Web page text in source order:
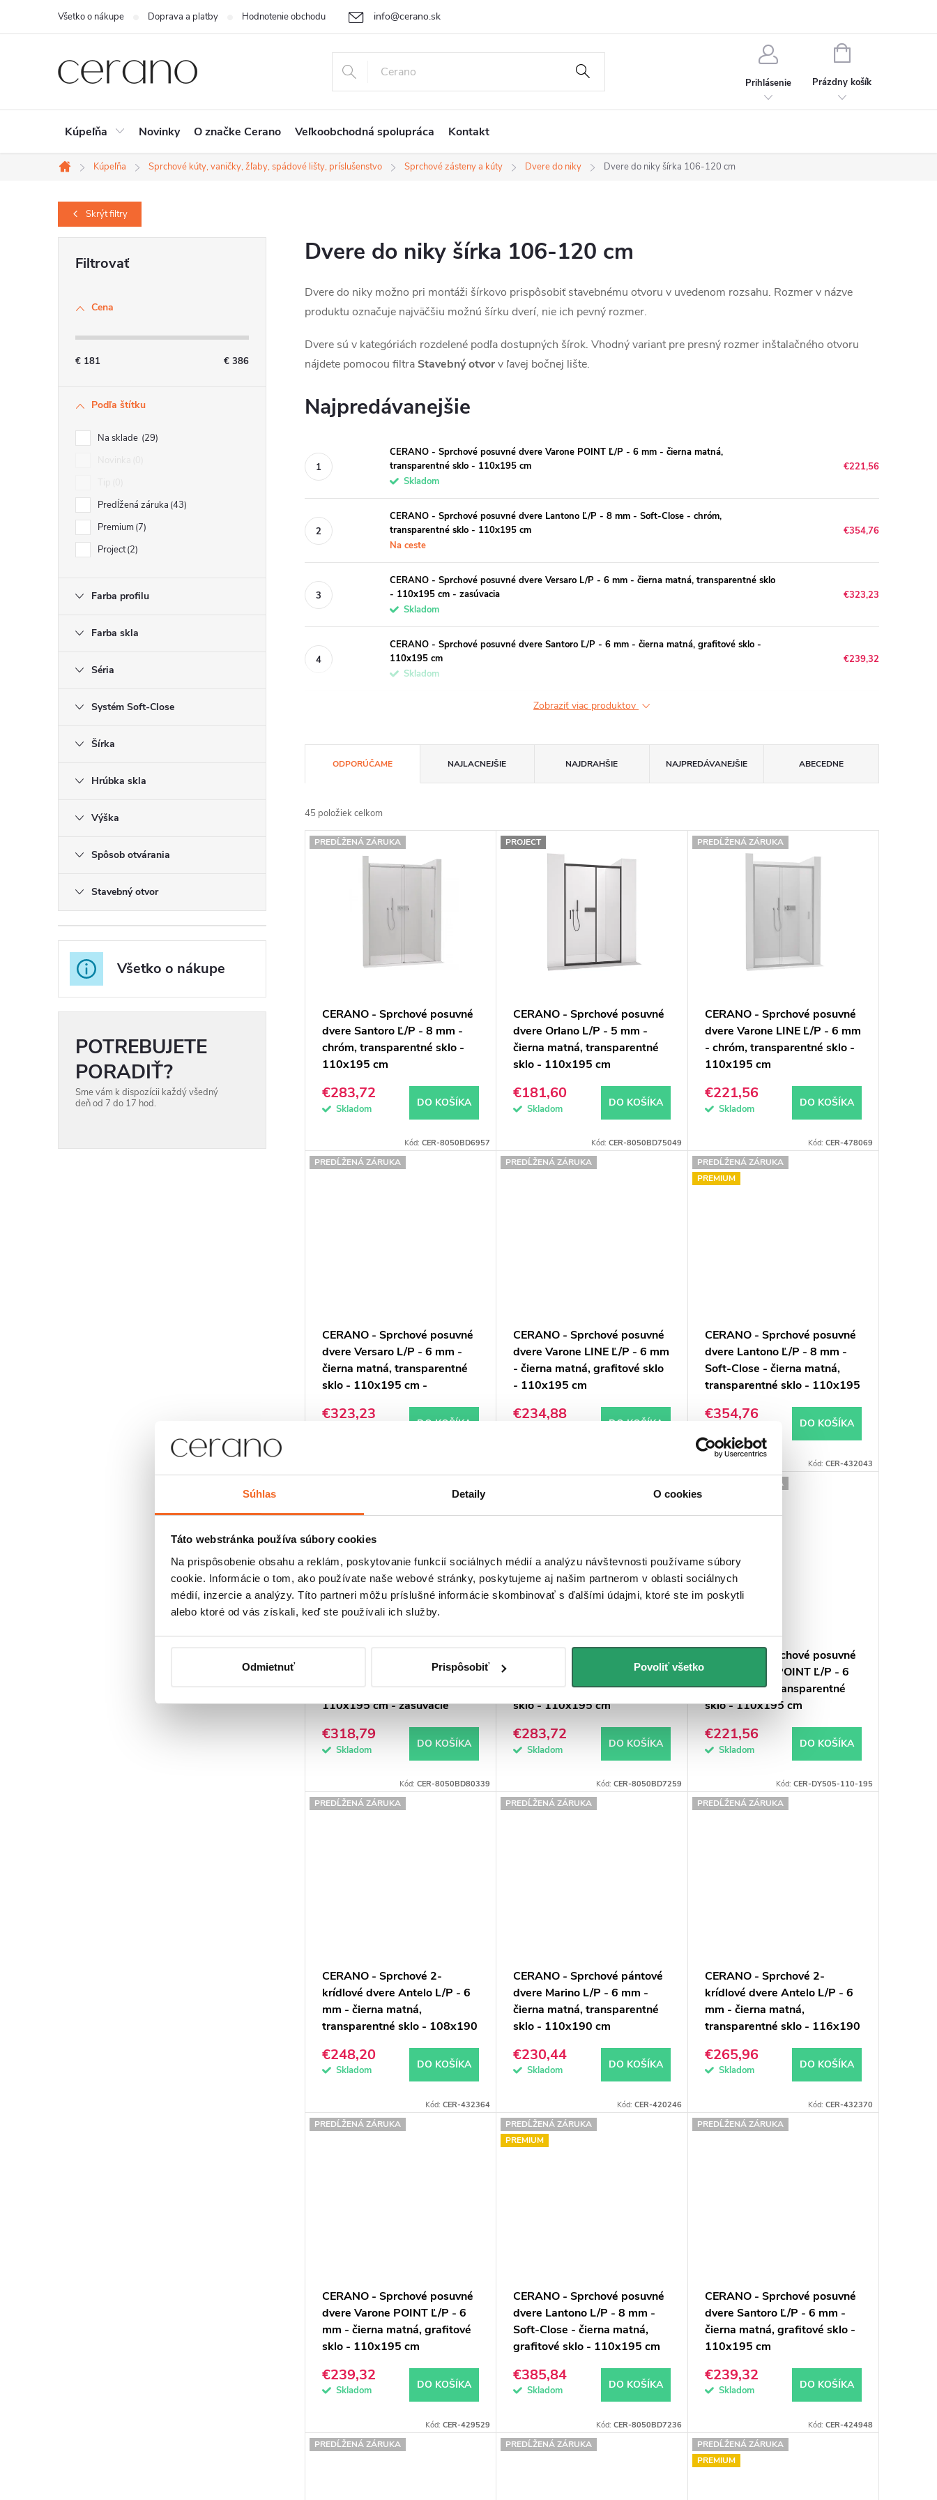
Súhlas Detaily O cookies
Táto webstránka používa súbory cookies
Na prispôsobenie obsahu a reklám, poskytovanie funkcií sociálnych médií a analýzu návštevnosti používame súbory
cookie. Informácie o tom, ako používate naše webové stránky, poskytujeme aj našim partnerom v oblasti sociálnych
médií, inzercie a analýzy. Títo partneri môžu príslušné informácie skombinovať s ďalšími údajmi, ktoré ste im poskytli
alebo ktoré od vás získali, keď ste používali ich služby.
Odmietnuť Prispôsobiť Povoliť všetko
+421 232 195 445
info@cerano.sk
Všetko o nákupe Doprava a platby Hodnotenie obchodu Cenová ponuka na mieru
Prihlásenie
NÁKUPNÝ
Prázdny košík
Kúpeľňa Novinky O značke Cerano Veľkoobchodná spolupráca Kontakt
Domov
Kúpeľňa Sprchové kúty, vaničky, žľaby, spádové lišty, príslušenstvo Sprchové zásteny a kúty Dvere do niky Dvere do niky šírka 106-120 cm
Skrýtfiltry
Cena
€ 181 € 386
Podľa štítku
Na sklade 29
Predĺžená záruka 43
Premium 7
Project 2
Farba profilu
Farba skla
Séria
Systém Soft-Close
Šírka
Hrúbka skla
Výška
Spôsob otvárania
Stavebný otvor
Všetko o nákupe
POTREBUJETE
PORADIŤ?
Sme vám k dispozícii každý všedný
deň od 7 do 17 hod.
Dvere do niky šírka 106-120 cm
Dvere do niky možno pri montáži šírkovo prispôsobiť stavebnému otvoru v uvedenom rozsahu. Rozmer v názve
produktu označuje najväčšiu možnú šírku dverí, nie ich pevný rozmer.
Dvere sú v kategóriách rozdelené podľa dostupných šírok. Vhodný variant pre presný rozmer inštalačného otvoru
nájdete pomocou filtra Stavebný otvorv ľavej bočnej lište.
Najpredávanejšie
CERANO - Sprchové posuvné dvere Varone POINT Ľ/P - 6 mm - čierna matná,
transparentné sklo - 110x195 cm
Skladom
€221,56
CERANO - Sprchové posuvné dvere Lantono Ľ/P - 8 mm - Soft-Close - chróm,
transparentné sklo - 110x195 cm
Na ceste
€354,76
CERANO - Sprchové posuvné dvere Versaro L/P - 6 mm - čierna matná, transparentné sklo
- 110x195 cm - zasúvacia
Skladom
€323,23
CERANO - Sprchové posuvné dvere Santoro Ľ/P - 6 mm - čierna matná, grafitové sklo -
110x195 cm
Skladom
€239,32
Zobraziť viac produktov
a
d
e
v
ODPORÚČAME NAJLACNEJŠIE NAJDRAHŠIE NAJPREDÁVANEJŠIE ABECEDNE
45 položiek celkom
V
o
PREDĹŽENÁ ZÁRUKA
CERANO - Sprchové posuvné
dvere Santoro Ľ/P - 8 mm -
chróm, transparentné sklo -
110x195 cm
€283,72
Skladom DO KOŠÍKA
Kód:CER-8050BD6957
PROJECT
CERANO - Sprchové posuvné
dvere Orlano L/P - 5 mm -
čierna matná, transparentné
sklo - 110x195 cm
€181,60
Skladom DO KOŠÍKA
Kód: CER-8050BD75049
PREDĹŽENÁ ZÁRUKA
CERANO - Sprchové posuvné
dvere Varone LINE Ľ/P - 6 mm
- chróm, transparentné sklo -
110x195 cm
€221,56
Skladom DO KOŠÍKA
Kód: CER-478069
PREDĹŽENÁ ZÁRUKA
CERANO - Sprchové posuvné
dvere Versaro L/P - 6 mm -
čierna matná, transparentné
sklo - 110x195 cm -
€323,23
DO KOŠÍKA
PREDĹŽENÁ ZÁRUKA
CERANO - Sprchové posuvné
dvere Varone LINE Ľ/P - 6 mm
- čierna matná, grafitové sklo
- 110x195 cm
€234,88
DO KOŠÍKA
PREDĹŽENÁ ZÁRUKA
PREMIUM
CERANO - Sprchové posuvné
dvere Lantono Ľ/P - 8 mm -
Soft-Close - čierna matná,
transparentné sklo - 110x195
€354,76
DO KOŠÍKA
Kód: CER-432043
dvere Versaro L/P - 6 mm -
110x195 cm - zasúvacie
€318,79
Skladom DO KOŠÍKA
Kód:CER-8050BD80339
dvere Santoro Ľ/P - 8 mm -
čierna matná, transparentné
sklo - 110x195 cm
€283,72
Skladom DO KOŠÍKA
Kód: CER-8050BD7259
PREDĹŽENÁ ZÁRUKA
CERANO - Sprchové posuvné
dvere Varone POINT Ľ/P - 6
mm - chróm, transparentné
sklo - 110x195 cm
€221,56
Skladom DO KOŠÍKA
Kód: CER-DY505-110-195
PREDĹŽENÁ ZÁRUKA
CERANO - Sprchové 2-
krídlové dvere Antelo L/P - 6
mm - čierna matná,
transparentné sklo - 108x190
€248,20
Skladom DO KOŠÍKA
Kód:CER-432364
PREDĹŽENÁ ZÁRUKA
CERANO - Sprchové pántové
dvere Marino L/P - 6 mm -
čierna matná, transparentné
sklo - 110x190 cm
€230,44
Skladom DO KOŠÍKA
Kód: CER-420246
PREDĹŽENÁ ZÁRUKA
CERANO - Sprchové 2-
krídlové dvere Antelo L/P - 6
mm - čierna matná,
transparentné sklo - 116x190
€265,96
Skladom DO KOŠÍKA
Kód: CER-432370
PREDĹŽENÁ ZÁRUKA
CERANO - Sprchové posuvné
dvere Varone POINT Ľ/P - 6
mm - čierna matná, grafitové
sklo - 110x195 cm
€239,32
Skladom DO KOŠÍKA
Kód:CER-429529
PREDĹŽENÁ ZÁRUKA
PREMIUM
CERANO - Sprchové posuvné
dvere Lantono L/P - 8 mm -
Soft-Close - čierna matná,
grafitové sklo - 110x195 cm
€385,84
Skladom DO KOŠÍKA
Kód: CER-8050BD7236
PREDĹŽENÁ ZÁRUKA
CERANO - Sprchové posuvné
dvere Santoro Ľ/P - 6 mm -
čierna matná, grafitové sklo -
110x195 cm
€239,32
Skladom DO KOŠÍKA
Kód: CER-424948
PREDĹŽENÁ ZÁRUKA PREDĹŽENÁ ZÁRUKA
PREDĹŽENÁ ZÁRUKA
PREMIUM